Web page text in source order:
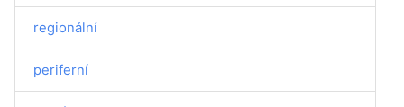
regionální
periferní